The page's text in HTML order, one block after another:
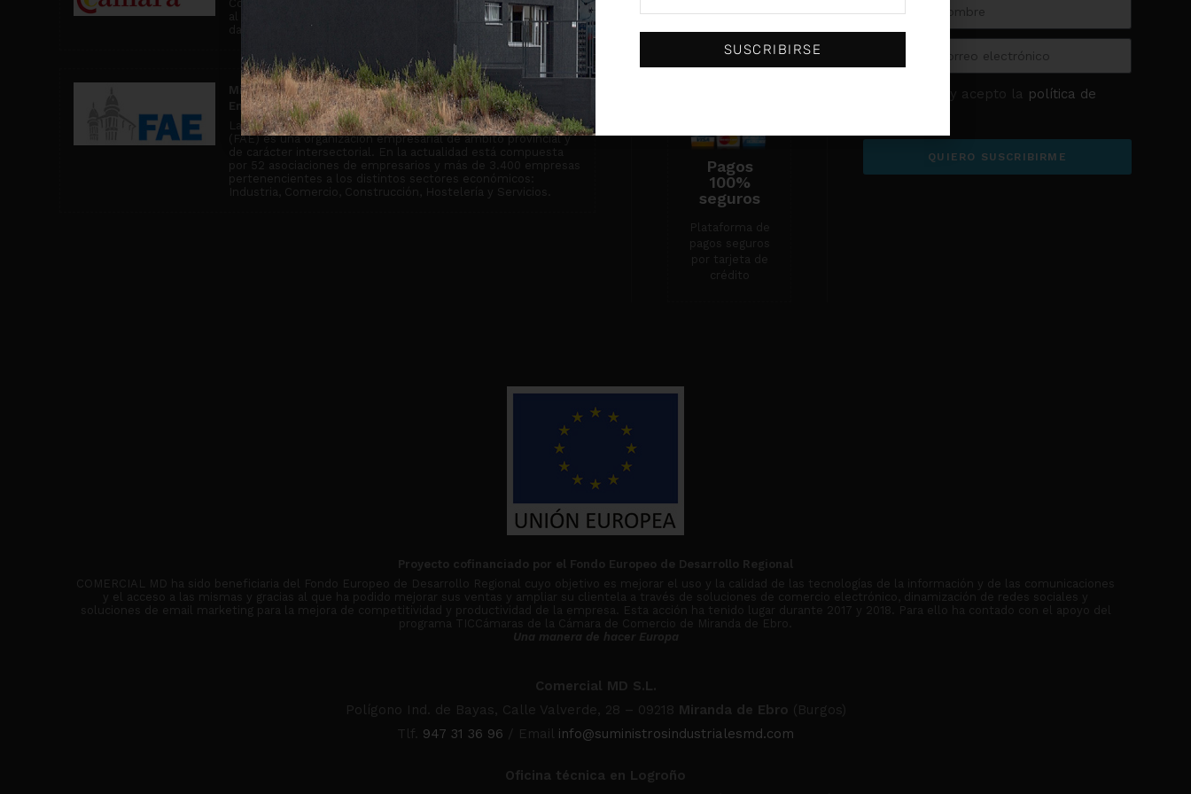
SKF(0)
Comercio de Miranda de Ebro, institución centenaria dedicada
al asesoramiento comercial y empresarial y que actualmente
da cobertura a más de 2500 empresas.
Miembro de la Confederación de Asociaciones
Empresariales de Burgos
La Confederación de Asociaciones Empresariales de Burgos
(FAE) es una organización empresarial de ámbito provincial y
de carácter intersectorial. En la actualidad está compuesta
por 52 asociaciones de empresarios y más de 3.400 empresas
pertenencientes a los distintos sectores económicos:
Industria, Comercio, Construcción, Hostelería y Servicios.
Pagos
100%
seguros
Plataforma de
pagos seguros
por tarjeta de
crédito
He leído y acepto la política de
QUIERO SUSCRIBIRME
Proyecto cofinanciado por el Fondo Europeo de Desarrollo Regional
COMERCIAL MD ha sido beneficiaria del Fondo Europeo de Desarrollo Regional cuyo objetivo es mejorar el uso y la calidad de las tecnologías de la información y de las comunicaciones
y el acceso a las mismas y gracias al que ha podido mejorar sus ventas y ampliar su clientela a través de soluciones de comercio electrónico, dinamización de redes sociales y
soluciones de email marketing para la mejora de competitividad y productividad de la empresa. Esta acción ha tenido lugar durante 2017 y 2018. Para ello ha contado con el apoyo del
programa TICCámaras de la Cámara de Comercio de Miranda de Ebro.
Una manera de hacer Europa
Comercial MD S.L.
Polígono Ind. de Bayas, Calle Valverde, 28 – 09218 Miranda de Ebro (Burgos)
Tlf. 947 31 36 96 / Email info@suministrosindustrialesmd.com
Oficina técnica en Logroño
SUSCRIBIRSE